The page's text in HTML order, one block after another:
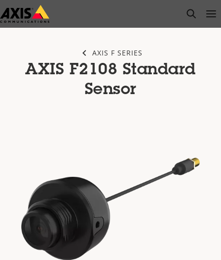
Passer
au
open
AXIS F SERIES
AXIS F2108 Standard
Sensor